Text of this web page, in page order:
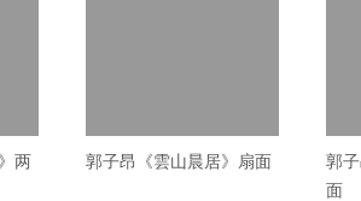
两
郭子昂《雲山晨居》扇面
郭
面